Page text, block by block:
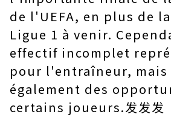
de l'UEFA, en plus de
Ligue 1 à venir.
effectif incomplet
pour l'entraîneur, mais
également des
certains joueurs.发发发